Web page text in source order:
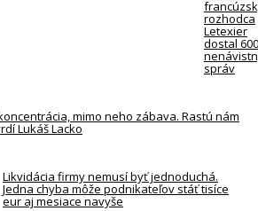
rozhodca
Letexier
dostal
správ
mimo neho zábava. Rastú nám
Lukáš Lacko
Likvidácia firmy nemusí byť jednoduchá.
Jedna chyba môže podnikateľov stáť tisíce
eur aj mesiace navyše